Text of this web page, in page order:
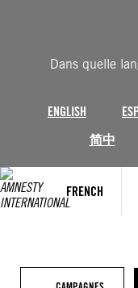
Dans quelle
ENGLISH
简中
FRENCH